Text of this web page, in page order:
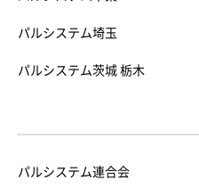
パルシステム埼玉
パルシステム茨城 栃木
パルシステム連合会